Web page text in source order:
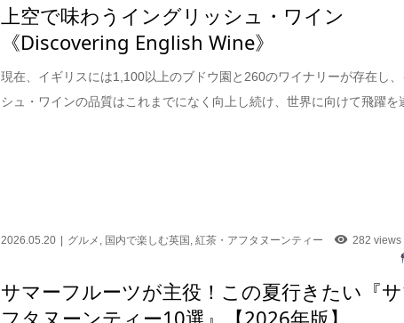
上空で味わうイングリッシュ・ワイン
《Discovering English Wine》
現在、イギリスには1,100以上のブドウ園と260のワイナリーが存在し
シュ・ワインの品質はこれまでになく向上し続け、世界に向けて飛躍を
2026.05.20 グルメ , 国内で楽しむ英国 ,紅茶・アフタヌーンティー
282 views
サマーフルーツが主役！この夏行きたい『